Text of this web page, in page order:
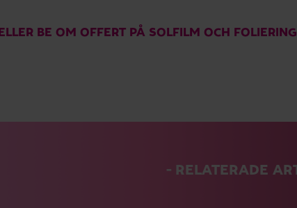
ELLER BE OM OFFERT PÅ SOLFILM OCH
RELATERADE